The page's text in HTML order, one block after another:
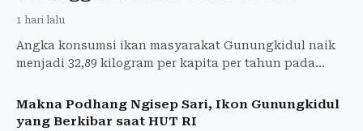
1 hari lalu
Angka konsumsi ikan masyarakat Gunungkidul naik
menjadi 32,89 kilogram per kapita per tahun pada
rata DIY dan n
Makna Podhang Ngisep Sari, Ikon Gunungkidul
yang Berkibar saat HUT RI